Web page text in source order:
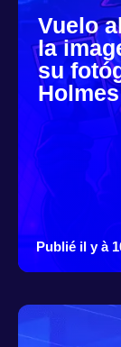
Vuelo
la
su
Publié il y à